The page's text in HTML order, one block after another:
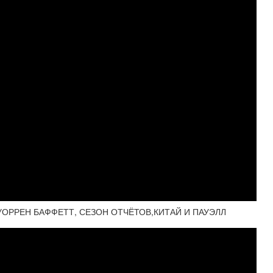
БАФФЕТТ, СЕЗОН ОТЧЁТОВ,КИТАЙ И ПАУЭЛЛ